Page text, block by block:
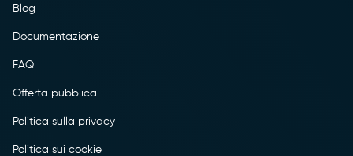
Blog
Documentazione
FAQ
Offerta pubblica
Politica sulla privacy
Politica sui cookie